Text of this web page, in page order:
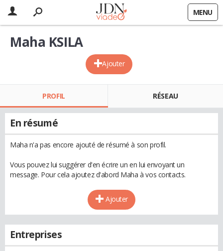
MENU
Ajouter
Maha KSILA
PROFIL RÉSEAU
En résumé
Maha n'a pas encore ajouté de résumé à son profil.
Vous pouvez lui suggérer d'en écrire un en lui envoyant un
message. Pour cela ajoutez d'abord Maha à vos contacts.
Ajouter
Entreprises